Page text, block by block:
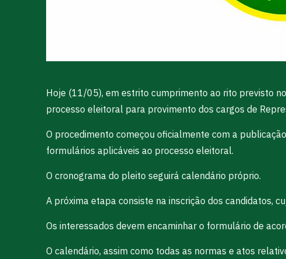
Hoje (11/05), em estrito cumprimento ao rito previsto
processo eleitoral para provimento dos cargos de
O procedimento começou oficialmente com a
formulários aplicáveis ao processo eleitoral.
O cronograma do pleito seguirá calendário próprio.
A próxima etapa consiste na inscrição dos
Os interessados devem encaminhar o formulário de
O calendário, assim como todas as normas e atos